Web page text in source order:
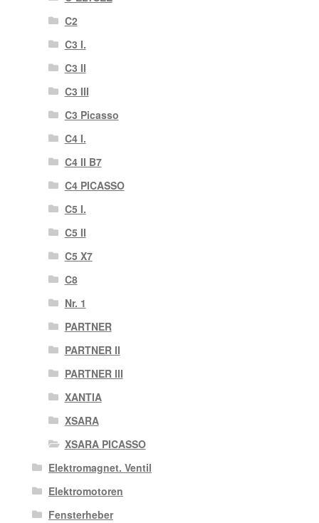
C2
C3 I.
C3 II
C3 III
C3 Picasso
C4 I.
C4 II B7
C4 PICASSO
C5 I.
C5 II
C5 X7
C8
Nr. 1
PARTNER
PARTNER II
PARTNER III
XANTIA
XSARA
XSARA PICASSO
Elektromagnet. Ventil
Elektromotoren
Fensterheber